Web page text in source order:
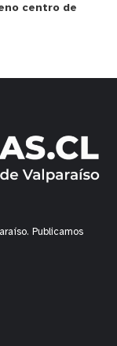
centro de
Publicamos